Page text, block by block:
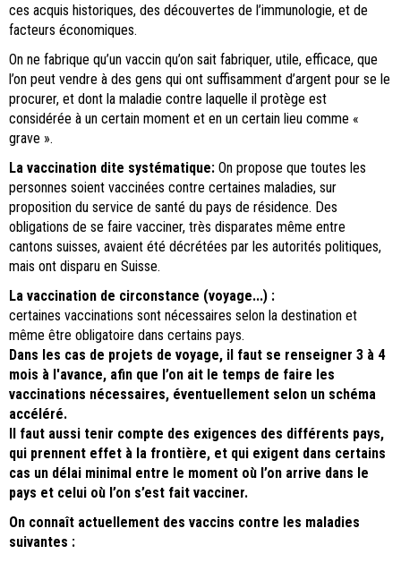
ces acquis historiques, des découvertes de l’immunologie, et de
facteurs économiques.
On ne fabrique qu’un vaccin qu’on sait fabriquer, utile, efficace, que
l’on peut vendre à des gens qui ont suffisamment d’argent pour se le
procurer, et dont la maladie contre laquelle il protège est
considérée à un certain moment et en un certain lieu comme «
grave ».
La vaccination dite systématique: On propose que toutes les
personnes soient vaccinées contre certaines maladies, sur
proposition du service de santé du pays de résidence. Des
obligations de se faire vacciner, très disparates même entre
cantons suisses, avaient été décrétées par les autorités politiques,
mais ont disparu en Suisse.
La vaccination de circonstance (voyage...) :
certaines vaccinations sont nécessaires selon la destination et
même être obligatoire dans certains pays.
Dans les cas de projets de voyage, il faut se renseigner 3 à 4
mois à l'avance, afin que l’on ait le temps de faire les
vaccinations nécessaires, éventuellement selon un schéma
accéléré.
Il faut aussi tenir compte des exigences des différents pays,
qui prennent effet à la frontière, et qui exigent dans certains
cas un délai minimal entre le moment où l’on arrive dans le
pays et celui où l’on s’est fait vacciner.
On connaît actuellement des vaccins contre les maladies
suivantes :